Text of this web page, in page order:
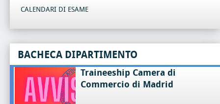
CALENDARI DI ESAME
BACHECA DIPARTIMENTO
Traineeship Camera di
Commercio di Madrid